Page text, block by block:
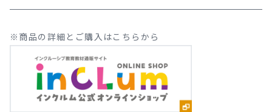
※商品の詳細とご購入はこちらから